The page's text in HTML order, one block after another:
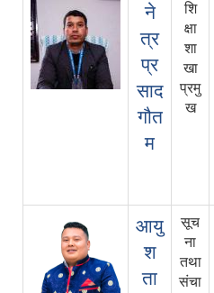
ने
त्र
प्र
साद
गौत
म
शि
क्षा
शा
खा
प्रमु
ख
आयु
श
ता
सूच
ना
तथा
संचा